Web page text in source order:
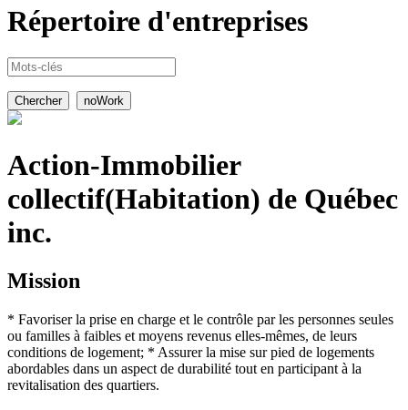
Répertoire d'entreprises
Action-Immobilier
collectif(Habitation) de Québec
inc.
Mission
* Favoriser la prise en charge et le contrôle par les personnes seules
ou familles à faibles et moyens revenus elles-mêmes, de leurs
conditions de logement; * Assurer la mise sur pied de logements
abordables dans un aspect de durabilité tout en participant à la
revitalisation des quartiers.